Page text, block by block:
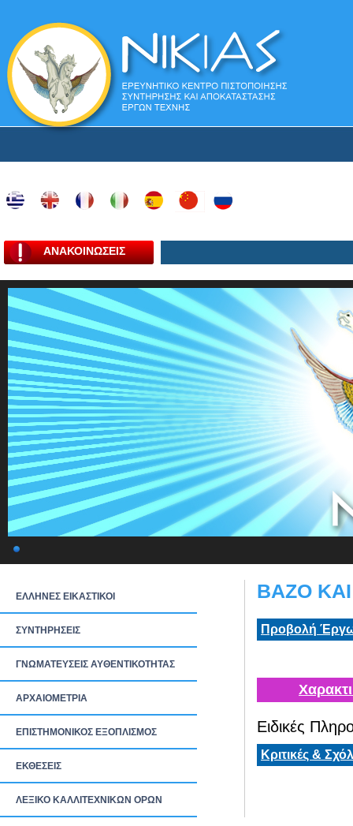
ΑΝΑΚΟΙΝΩΣΕΙΣ
ΕΛΛΗΝΕΣ ΕΙΚΑΣΤΙΚΟΙ
ΣΥΝΤΗΡΗΣΕΙΣ
ΓΝΩΜΑΤΕΥΣΕΙΣ ΑΥΘΕΝΤΙΚΟΤΗΤΑΣ
ΑΡΧΑΙΟΜΕΤΡΙΑ
ΕΠΙΣΤΗΜΟΝΙΚΟΣ ΕΞΟΠΛΙΣΜΟΣ
ΕΚΘΕΣΕΙΣ
ΛΕΞΙΚΟ ΚΑΛΛΙΤΕΧΝΙΚΩΝ ΟΡΩΝ
ΒΑΖΟ
Προβολή
Ειδικές
Κριτικές &